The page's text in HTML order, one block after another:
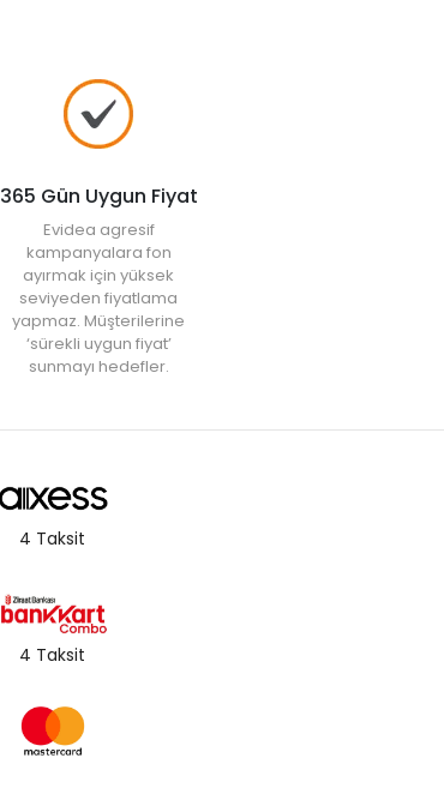
365 Gün Uygun Fiyat
Evidea agresif
kampanyalara fon
ayırmak için yüksek
seviyeden fiyatlama
yapmaz. Müşterilerine
‘sürekli uygun fiyat’
sunmayı hedefler.
4 Taksit
4 Taksit